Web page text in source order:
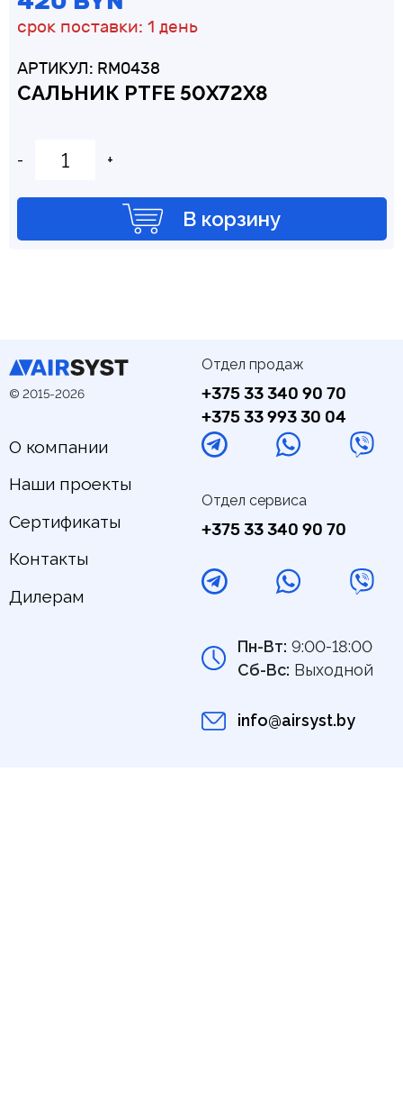
срок поставки: 1 день
АРТИКУЛ: RM0438
САЛЬНИК PTFE 50Х72Х8
- +
В корзину
© 2015-2026
О компании
Наши проекты
Сертификаты
Контакты
Дилерам
Пн-Вт: 9:00-18:00
Сб-Вс: Выходной
info@airsyst.by
Отдел продаж
+375 33 340 90 70
+375 33 993 30 04
Отдел сервиса
+375 33 340 90 70